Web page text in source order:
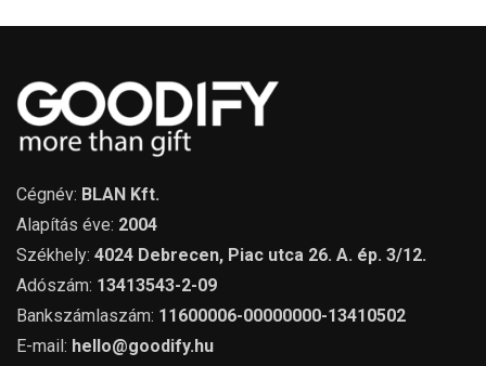
Cégnév: BLAN Kft.
Alapítás éve: 2004
Székhely: 4024 Debrecen, Piac utca 26. A. ép. 3/12.
Adószám: 13413543-2-09
Bankszámlaszám: 11600006-00000000-13410502
E-mail: hello@goodify.hu